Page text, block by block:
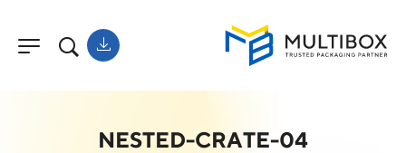
NESTED-CRATE-04